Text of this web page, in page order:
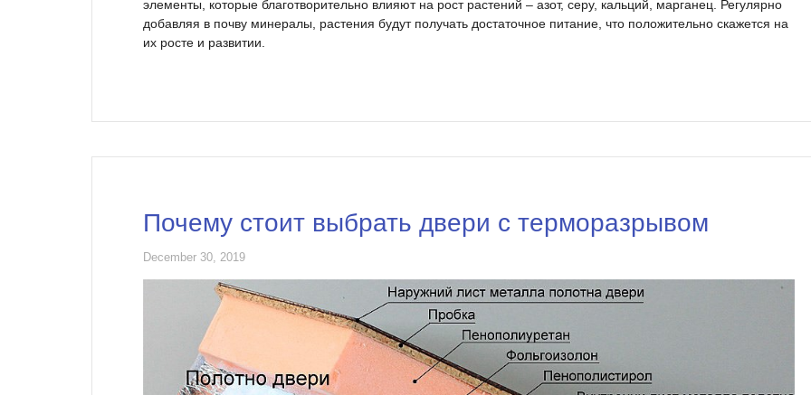
элементы, которые благотворительно влияют на рост растений – азот, серу, кальций, марганец. Регулярно
добавляя в почву минералы, растения будут получать достаточное питание, что положительно скажется на
их росте и развитии.
Почему стоит выбрать двери с терморазрывом
December 30, 2019